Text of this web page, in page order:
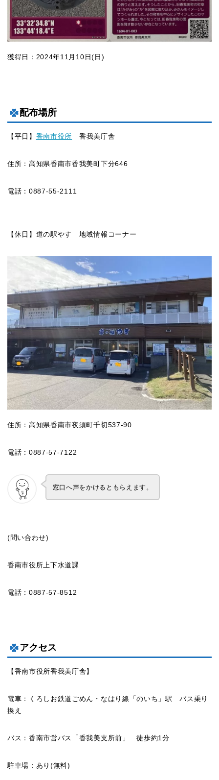
獲得日：2024年11月10日(日)
配布場所
【平日】 香南市役所 香我美庁舎
住所：高知県香南市香我美町下分646
電話：0887-55-2111
【休日】道の駅やす 地域情報コーナー
住所：高知県香南市夜須町千切537-90
電話：0887-57-7122
窓口へ声をかけるともらえます。
(問い合わせ)
香南市役所上下水道課
電話：0887-57-8512
アクセス
【香南市役所香我美庁舎】
電車：くろしお鉄道ごめん・なはり線「のいち」駅 バス乗り
換え
バス：香南市営バス「香我美支所前」 徒歩約1分
駐車場：あり(無料)